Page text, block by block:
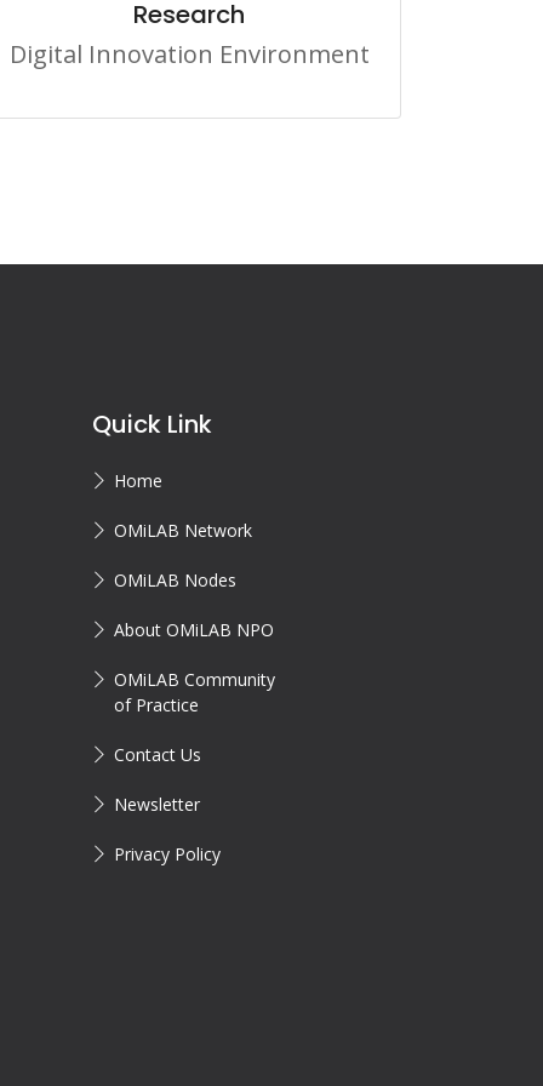
Research
Digital Innovation Environment
Quick Link
Home
OMiLAB Network
OMiLAB Nodes
About OMiLAB NPO
OMiLAB Community
of Practice
Contact Us
Newsletter
Privacy Policy